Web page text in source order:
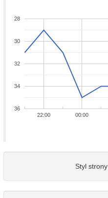
22:00 00:00
28
30
32
34
36
Styl strony